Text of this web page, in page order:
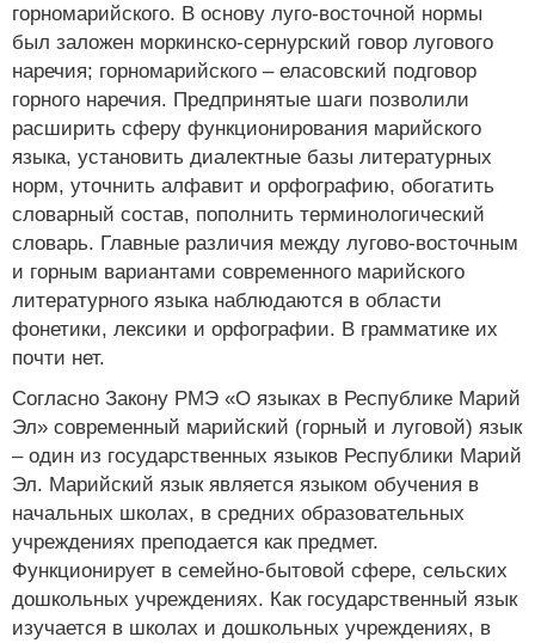
горномарийского. В основу луго-восточной нормы
был заложен моркинско-сернурский говор лугового
наречия; горномарийского – еласовский подговор
горного наречия. Предпринятые шаги позволили
расширить сферу функционирования марийского
языка, установить диалектные базы литературных
норм, уточнить алфавит и орфографию, обогатить
словарный состав, пополнить терминологический
словарь. Главные различия между лугово-восточным
и горным вариантами современного марийского
литературного языка наблюдаются в области
фонетики, лексики и орфографии. В грамматике их
почти нет.
Согласно Закону РМЭ «О языках в Республике Марий
Эл» современный марийский (горный и луговой) язык
– один из государственных языков Республики Марий
Эл. Марийский язык является языком обучения в
начальных школах, в средних образовательных
учреждениях преподается как предмет.
Функционирует в семейно-бытовой сфере, сельских
дошкольных учреждениях. Как государственный язык
изучается в школах и дошкольных учреждениях, в